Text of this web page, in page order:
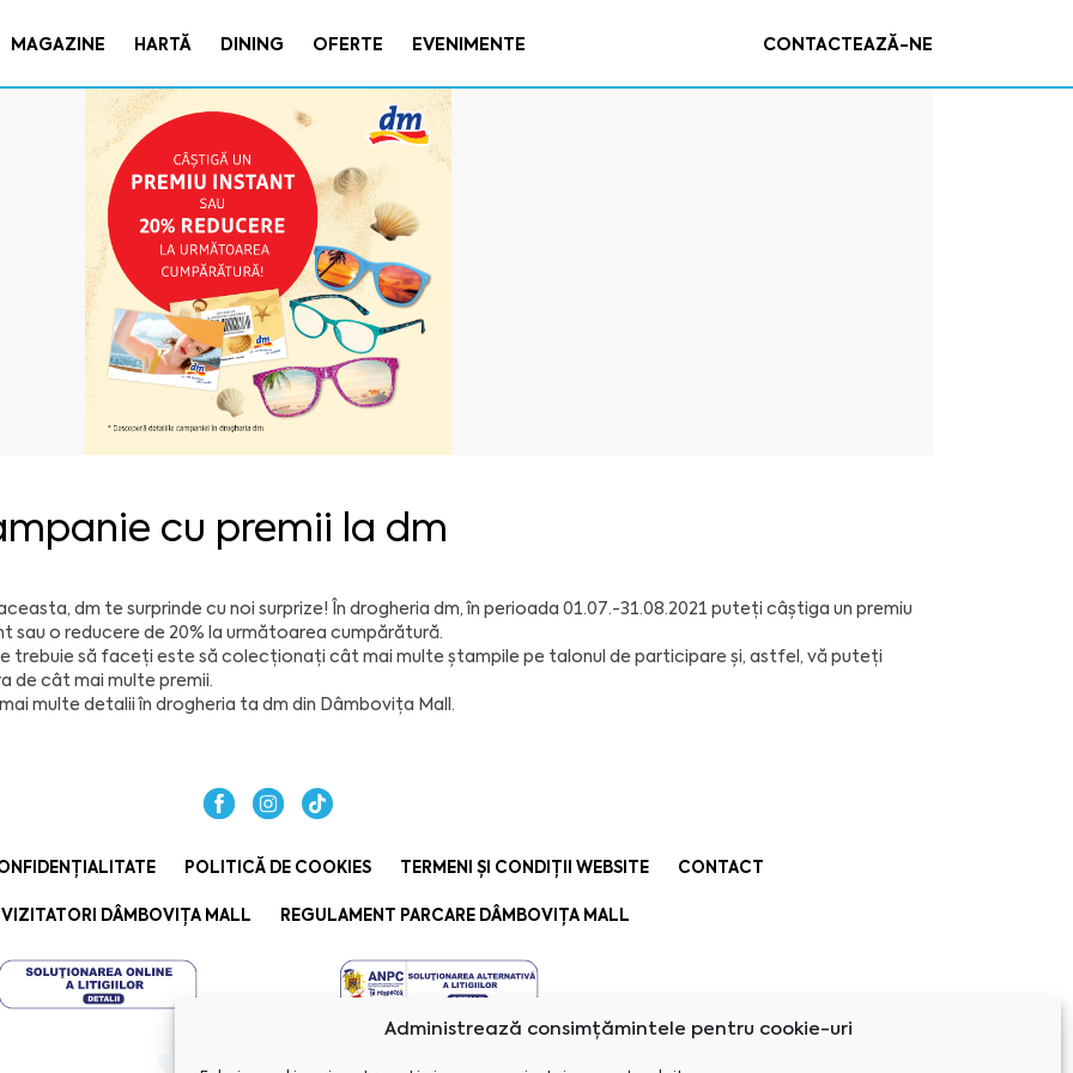
Administrează consimțămintele pentru cookie-uri
MAGAZINE HARTĂ DINING OFERTE EVENIMENTE CONTACTEAZĂ-NE
cu premii la dm
dm te surprinde cu noi surprize! În drogheria dm, în perioada 01.07.-31.08.2021 puteți câștiga un premiu
sau o reducere de 20% la următoarea cumpărătură.
trebuie să faceți este să colecționați cât mai multe ștampile pe talonul de participare și, astfel, vă puteți
de cât mai multe premii.
multe detalii în drogheria ta dm din Dâmbovița Mall.
POLITICĂ DE COOKIES TERMENI ȘI CONDIȚII WEBSITE CONTACT
DÂMBOVIȚA MALL REGULAMENT PARCARE DÂMBOVIȚA MALL